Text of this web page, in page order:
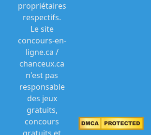
pendant la période du
indiqué ci-dessus, vous
une (1) « participation »
obtenir jusqu'à quatorze (14)
participation supplémentaires
à d'autres questions ou en
des renseignements
conformément à ce qui
propriétaires
respectifs.
Le site
concours-en-
ligne.ca /
chanceux.ca
n'est pas
responsable
des jeux
gratuits,
concours